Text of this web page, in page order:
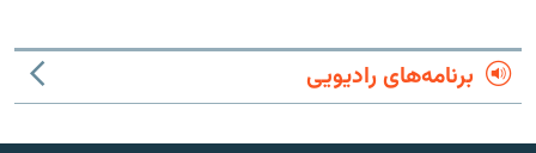
برنامه‌های رادیویی